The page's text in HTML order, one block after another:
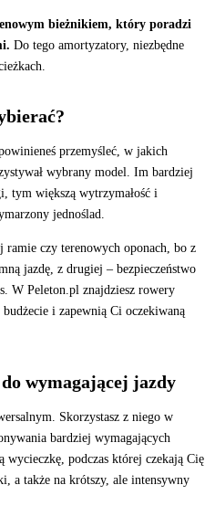
bieżnikiem, który poradzi
Do tego amortyzatory, niezbędne
przemyśleć, w jakich
wybrany model. Im bardziej
tym większą wytrzymałość i
jednoślad.
ramie czy terenowych oponach, bo z
jazdę, z drugiej – bezpieczeństwo
W Peleton.pl znajdziesz rowery
i zapewnią Ci oczekiwaną
wymagającej jazdy
Skorzystasz z niego w
bardziej wymagających
wycieczkę, podczas której czekają Cię
a także na krótszy, ale intensywny